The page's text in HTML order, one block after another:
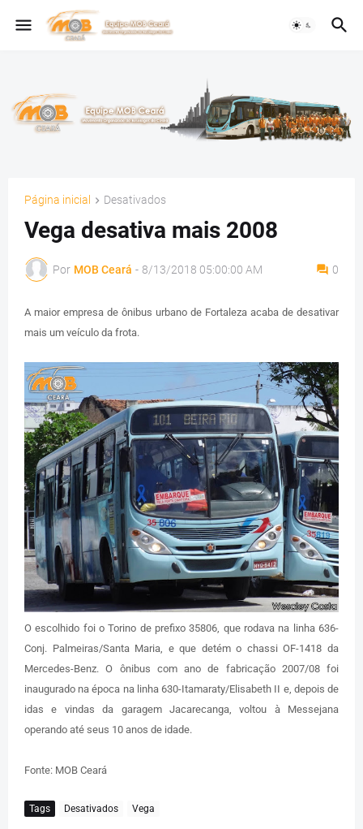
Página inicial Desativados
Vega desativa mais 2008
Por MOB Ceará - 8/13/2018 05:00:00 AM 0
A maior empresa de ônibus urbano de Fortaleza acaba de desativar
mais um veículo da frota.
O escolhido foi o Torino de prefixo 35806, que rodava na linha 636-
Conj. Palmeiras/Santa Maria, e que detém o chassi OF-1418 da
Mercedes-Benz. O ônibus com ano de fabricação 2007/08 foi
inaugurado na época na linha 630-Itamaraty/Elisabeth II e, depois de
idas e vindas da garagem Jacarecanga, voltou à Messejana
operando até seus 10 anos de idade.
Fonte: MOB Ceará
Tags Desativados Vega